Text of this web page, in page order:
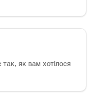
як вам хотілося